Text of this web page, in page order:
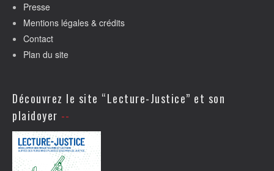
Presse
Mentions légales & crédits
Contact
Plan du site
Découvrez le site “Lecture-Justice” et son
plaidoyer